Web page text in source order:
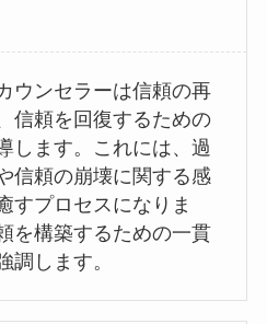
ウンセラーは信頼の再
信頼を回復するための
します。これには、過
信頼の崩壊に関する感
すプロセスになりま
を構築するための一貫
調します。